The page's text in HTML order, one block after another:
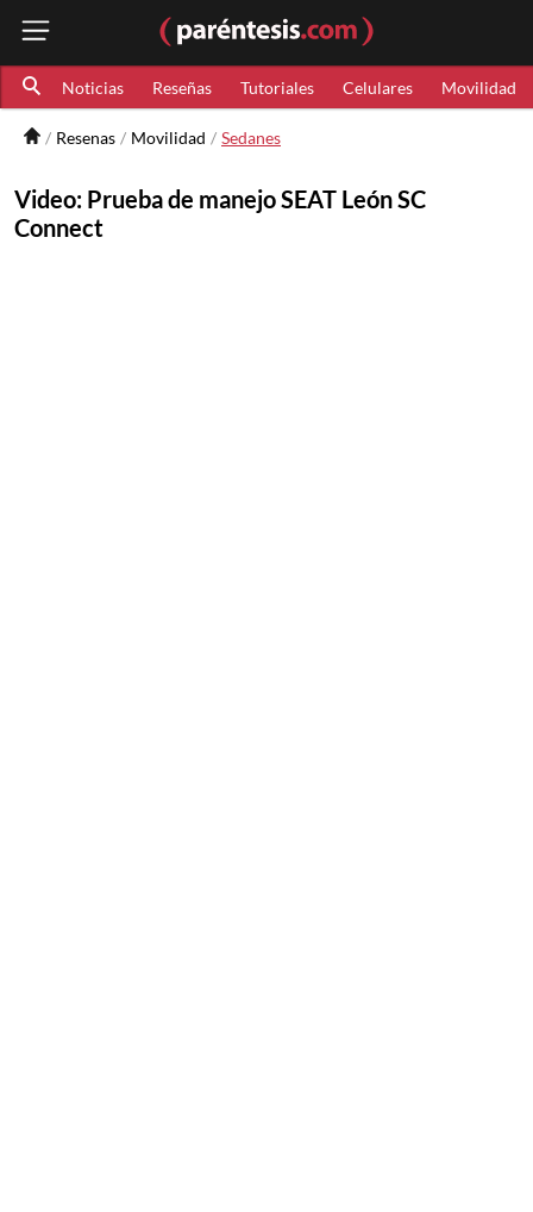
Noticias Reseñas Tutoriales Celulares Movilidad
Resenas Movilidad Sedanes
Video: Prueba de manejo SEAT León SC
Connect